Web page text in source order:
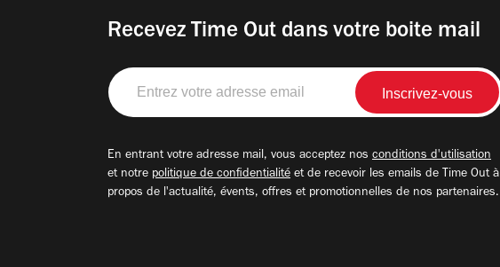
Recevez Time Out dans votre boite mail
Entrez
votre
adresse
En entrant votre adresse mail, vous acceptez nos conditions d'utilisation
et notre politique de confidentialité et de recevoir les emails de Time Out à
propos de l'actualité, évents, offres et promotionnelles de nos partenaires.